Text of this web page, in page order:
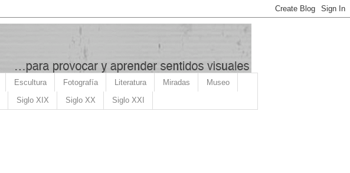
Escultura Fotografía Literatura Miradas Museo
Siglo XIX Siglo XX Siglo XXI